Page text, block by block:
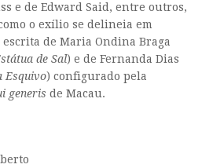
e de Edward Said, entre outros,
o exílio se delineia em
de Maria Ondina Braga
de Sal) e de Fernanda Dias
Esquivo) configurado pela
generis de Macau.